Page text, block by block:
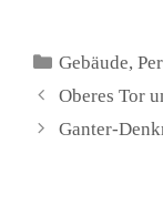
Kategorien
Gebäude,
Oberes Tor
Ganter-